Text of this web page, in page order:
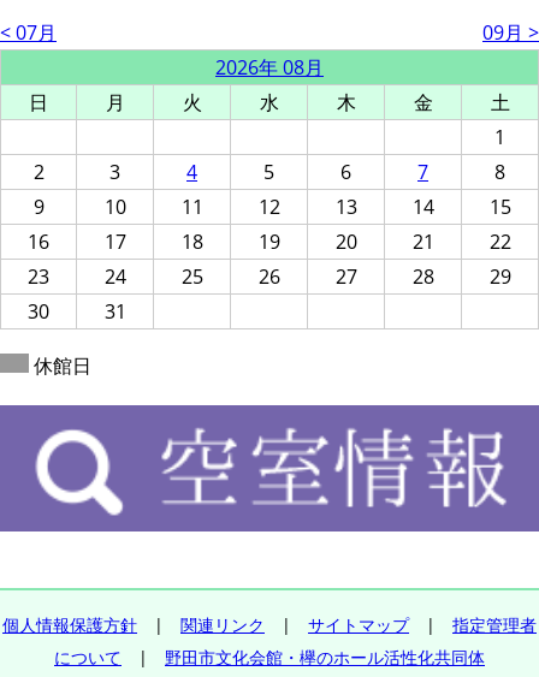
< 07月
09月 >
2026年 08月
日
月 火 水 木 金
土
1
2
3 4 5 6 7
8
9
10 11 12 13 14
15
16
17 18 19 20 21
22
23
24 25 26 27 28
29
30
31
休館日
個人情報保護方針 | 関連リンク | サイトマップ| 指定管理者
について | 野田市文化会館・欅のホール活性化共同体